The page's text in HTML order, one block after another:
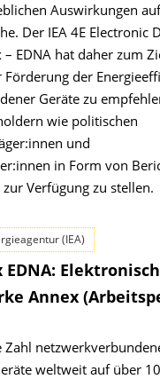
Auswirkungen
Der IEA 4E Electronic
EDNA hat daher zum
der
Geräte zu
wie politischen
und
in Form von
Verfügung zu stellen.
(IEA)
EDNA:
Annex
Zahl
weltweit auf über